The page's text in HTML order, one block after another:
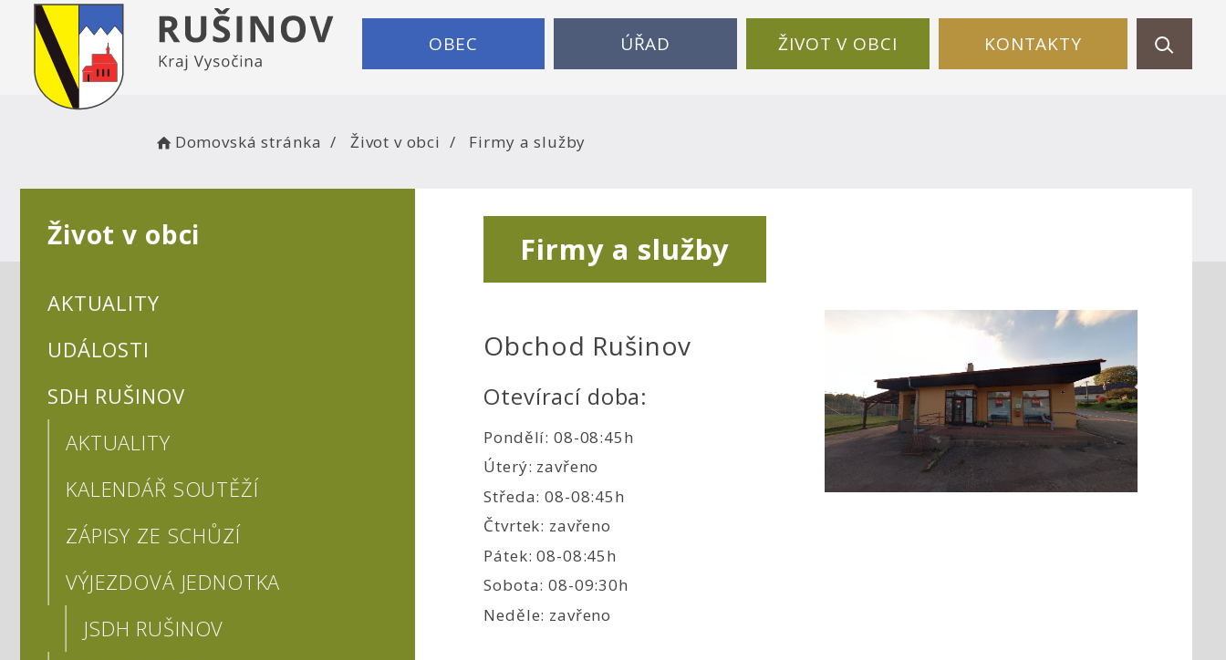
OBEC ÚŘAD ŽIVOT V OBCI KONTAKTY
Domovská stránka Život v obci Firmy a služby
Život v obci
AKTUALITY
UDÁLOSTI
SDH RUŠINOV
AKTUALITY
KALENDÁŘ SOUTĚŽÍ
ZÁPISY ZE SCHŮZÍ
VÝJEZDOVÁ JEDNOTKA
JSDH RUŠINOV
Firmy a služby
Obchod Rušinov
Otevírací doba:
Pondělí: 08-08:45h
Úterý: zavřeno
Středa: 08-08:45h
Čtvrtek: zavřeno
Pátek: 08-08:45h
Sobota: 08-09:30h
Neděle: zavřeno